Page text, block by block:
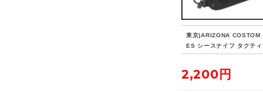
東京)ARIZONA COSTOM
ES シースナイフ タクテ
イフ
2,200円